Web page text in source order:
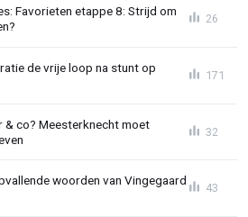
Favorieten etappe 8: Strijd om
26
de vrije loop na stunt op
171
& co? Meesterknecht moet
32
woorden van Vingegaard
43